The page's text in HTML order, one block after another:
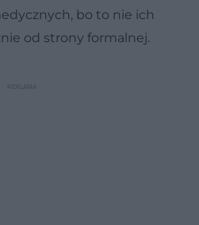
bo to nie ich
od strony formalnej.